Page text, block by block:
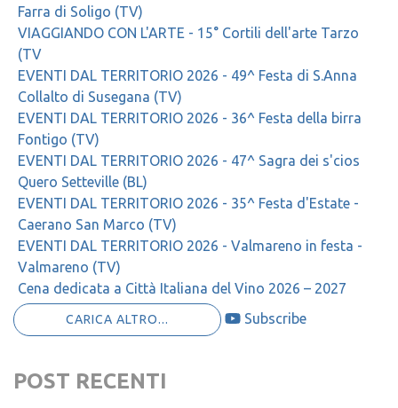
Farra di Soligo (TV)
VIAGGIANDO CON L'ARTE - 15° Cortili dell'arte Tarzo
(TV
EVENTI DAL TERRITORIO 2026 - 49^ Festa di S.Anna
Collalto di Susegana (TV)
EVENTI DAL TERRITORIO 2026 - 36^ Festa della birra
Fontigo (TV)
EVENTI DAL TERRITORIO 2026 - 47^ Sagra dei s'cios
Quero Setteville (BL)
EVENTI DAL TERRITORIO 2026 - 35^ Festa d'Estate -
Caerano San Marco (TV)
EVENTI DAL TERRITORIO 2026 - Valmareno in festa -
Valmareno (TV)
Cena dedicata a Città Italiana del Vino 2026 – 2027
CARICA ALTRO... Subscribe
POST RECENTI